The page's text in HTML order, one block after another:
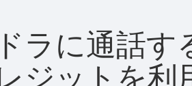
ラに通話す
ジットを